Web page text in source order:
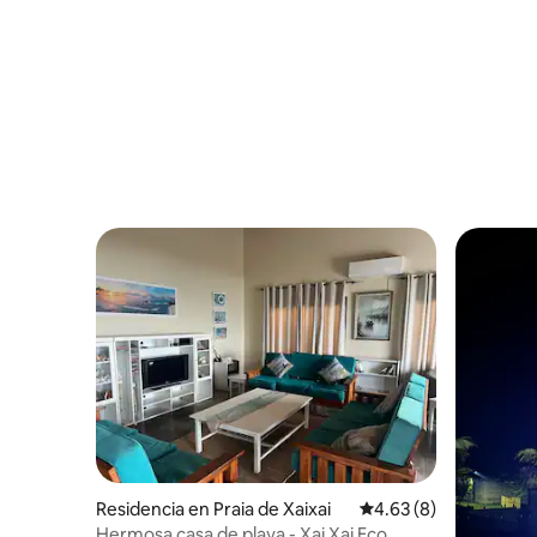
Residencia en Praia de Xaixai Calificación
4.63 (8)